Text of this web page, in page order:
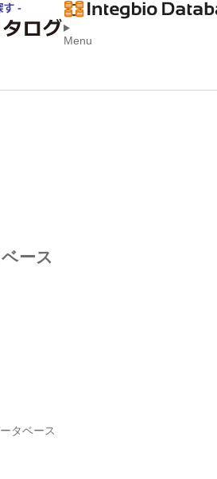
Menu
ース
タベース